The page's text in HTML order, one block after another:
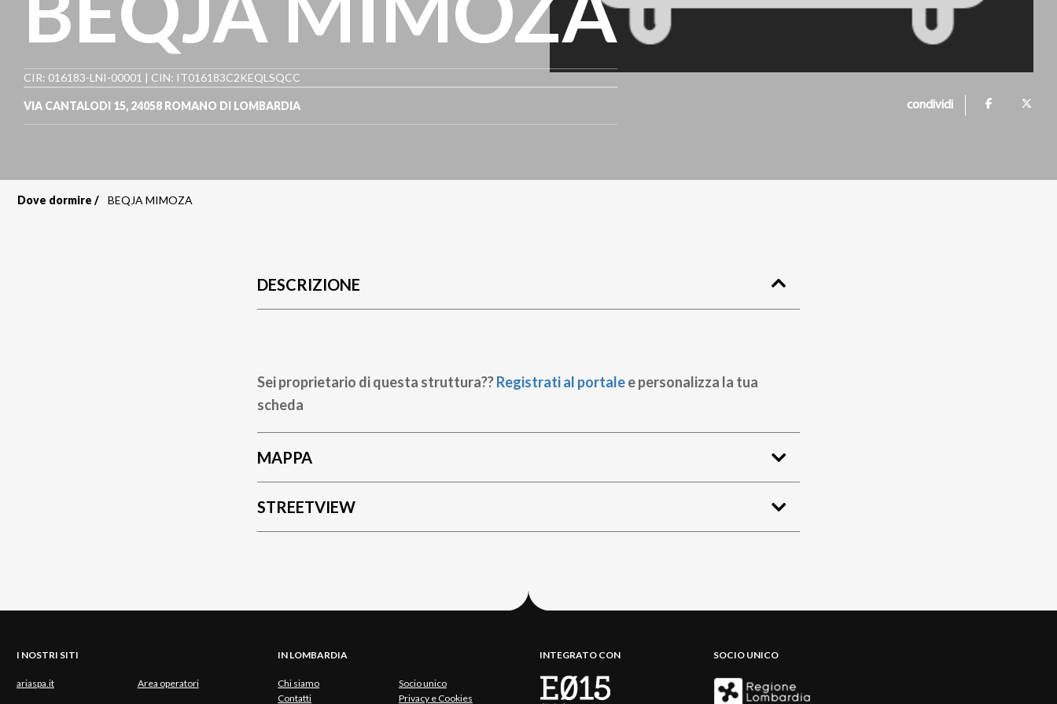
CIR: 016183-LNI-00001 | CIN: IT016183C2KEQLSQCC
VIA CANTALODI 15, 24058 ROMANO DI LOMBARDIA condividi
Dove dormire BEQJA MIMOZA
DESCRIZIONE
Sei proprietario di questa struttura??Registrati al portalee personalizza la tua
scheda
MAPPA
STREETVIEW
I NOSTRI SITI
ariaspa.it Area operatori
IN LOMBARDIA
Chi siamo
Socio unico
Contatti
Privacy e Cookies
INTEGRATO CON SOCIO UNICO